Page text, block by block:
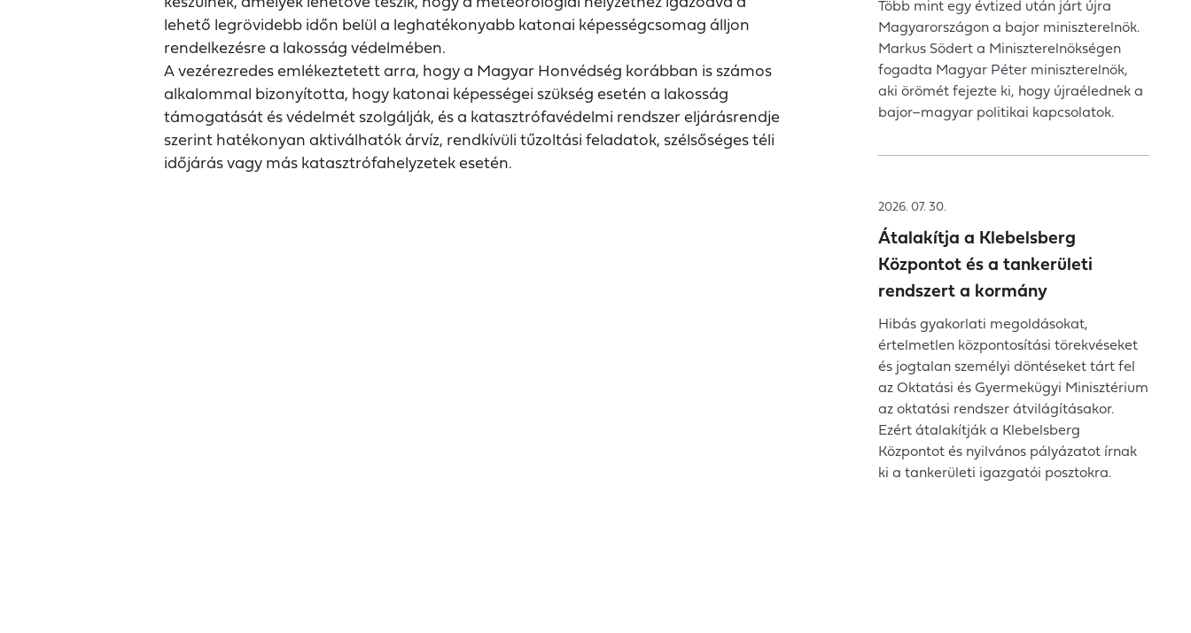
lehető legrövidebb időn belül a leghatékonyabb katonai képességcsomag álljon
rendelkezésre a lakosság védelmében.
A vezérezredes emlékeztetett arra, hogy a Magyar Honvédség korábban is számos
alkalommal bizonyította, hogy katonai képességei szükség esetén a lakosság
támogatását és védelmét szolgálják, és a katasztrófavédelmi rendszer eljárásrendje
szerint hatékonyan aktiválhatók árvíz, rendkívüli tűzoltási feladatok, szélsőséges téli
időjárás vagy más katasztrófahelyzetek esetén.
Több mint egy évtized után járt újra
Magyarországon a bajor miniszterelnök.
Markus Södert a Miniszterelnökségen
fogadta Magyar Péter miniszterelnök,
aki örömét fejezte ki, hogy újraélednek a
bajor–magyar politikai kapcsolatok.
2026. 07. 30.
Átalakítja a Klebelsberg
Központot és a tankerületi
rendszert a kormány
Hibás gyakorlati megoldásokat,
értelmetlen központosítási törekvéseket
és jogtalan személyi döntéseket tárt fel
az Oktatási és Gyermekügyi Minisztérium
az oktatási rendszer átvilágításakor.
Ezért átalakítják a Klebelsberg
Központot és nyilvános pályázatot írnak
ki a tankerületi igazgatói posztokra.